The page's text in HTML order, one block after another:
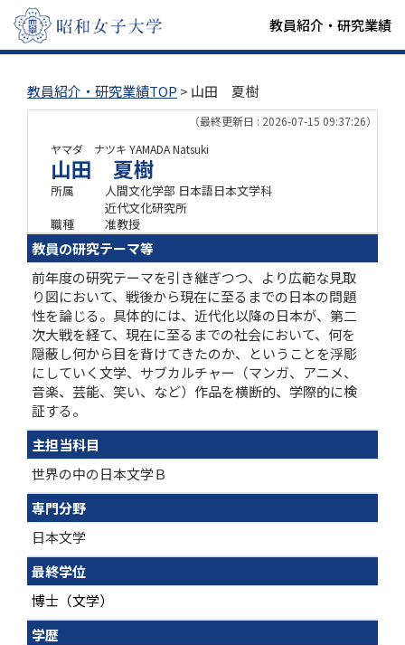
教員紹介・研究業績
教員紹介・研究業績TOP > 山田 夏樹
（最終更新日 : 2026-07-15 09:37:26）
ヤマダ ナツキ YAMADA Natsuki
山田 夏樹
所属
人間文化学部 日本語日本文学科
近代文化研究所
職種
准教授
教員の研究テーマ等
前年度の研究テーマを引き継ぎつつ、より広範な見取
り図において、戦後から現在に至るまでの日本の問題
性を論じる。具体的には、近代化以降の日本が、第二
次大戦を経て、現在に至るまでの社会において、何を
隠蔽し何から目を背けてきたのか、ということを浮彫
にしていく文学、サブカルチャー（マンガ、アニメ、
音楽、芸能、笑い、など）作品を横断的、学際的に検
証する。
主担当科目
世界の中の日本文学Ｂ
専門分野
日本文学
最終学位
博士（文学）
学歴